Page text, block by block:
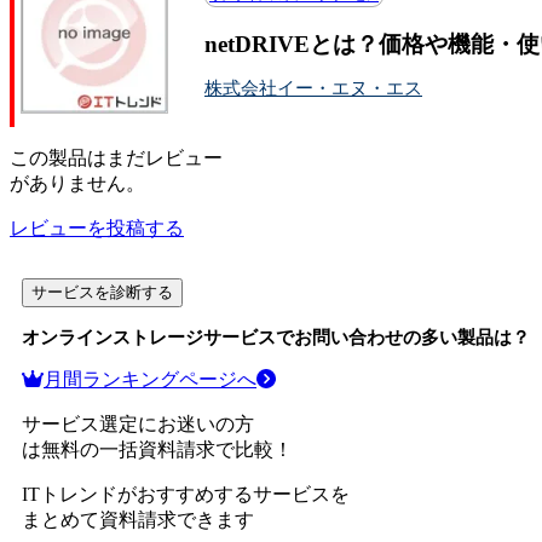
netDRIVEとは？価格や機能・
株式会社イー・エヌ・エス
この製品はまだレビュー
がありません。
レビューを投稿する
サービスを診断する
オンラインストレージサービスでお問い合わせの多い製品は？
月間ランキングページへ
サービス選定にお迷いの方
は無料の一括資料請求で比較！
ITトレンドがおすすめするサービスを
まとめて資料請求できます